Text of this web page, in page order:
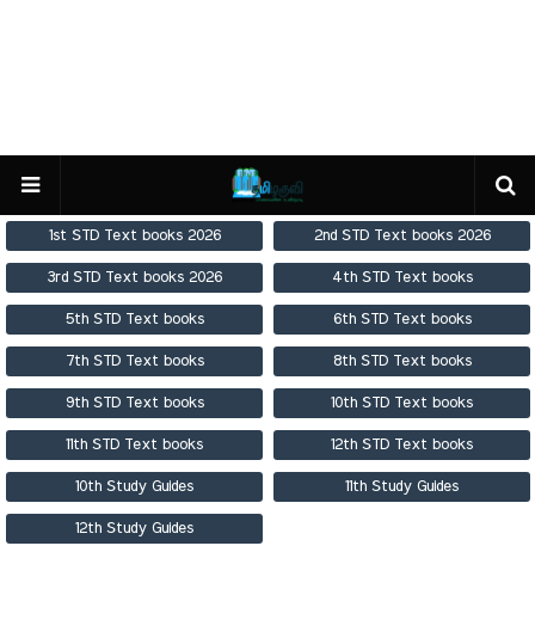
1st STD Text books 2026 2nd STD Text books 2026
3rd STD Text books 2026 4th STD Text books
5th STD Text books 6th STD Text books
7th STD Text books 8th STD Text books
9th STD Text books 10th STD Text books
11th STD Text books 12th STD Text books
10th Study Guides 11th Study Guides
12th Study Guides